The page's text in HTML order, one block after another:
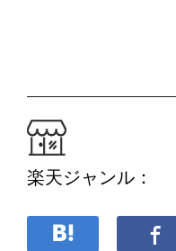
楽天ジャンル：